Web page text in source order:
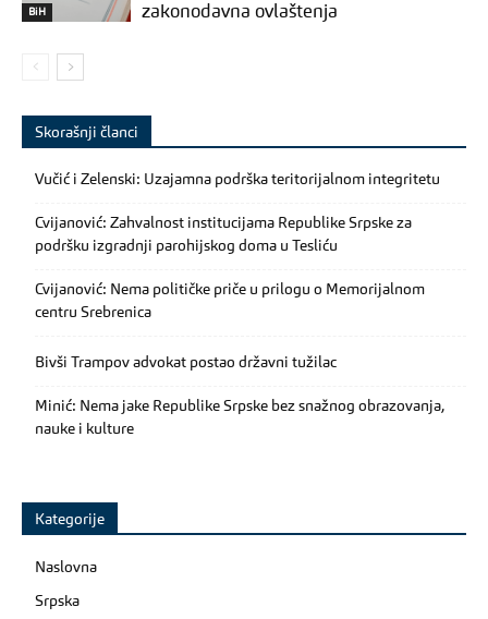
BiH
zakonodavna ovlaštenja
Skorašnji članci
Vučić i Zelenski: Uzajamna podrška teritorijalnom integritetu
Cvijanović: Zahvalnost institucijama Republike Srpske za
podršku izgradnji parohijskog doma u Tesliću
Cvijanović: Nema političke priče u prilogu o Memorijalnom
centru Srebrenica
Bivši Trampov advokat postao državni tužilac
Minić: Nema jake Republike Srpske bez snažnog obrazovanja,
nauke i kulture
Kategorije
Naslovna
Srpska